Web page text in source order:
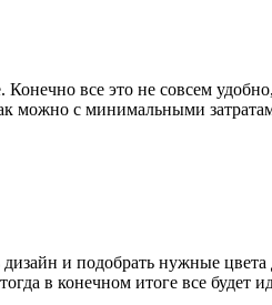
все это не совсем
можно с минимальными
и подобрать нужные
в конечном итоге все будет